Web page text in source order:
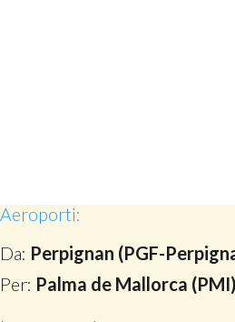
Aeroporti:
Da: Perpignan (PGF-
Per: Palma de Mallorca (PMI)